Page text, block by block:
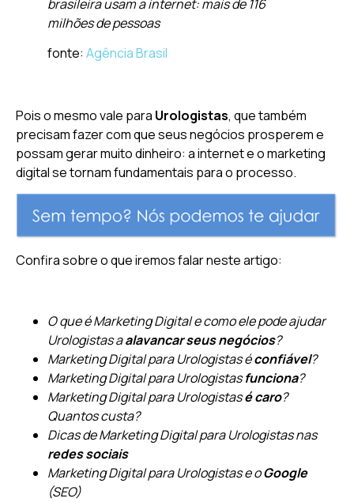
brasileira usam a internet: mais de 116
milhões de pessoas
fonte: Agência Brasil
Pois o mesmo vale para Urologistas, que também
precisam fazer com que seus negócios prosperem e
possam gerar muito dinheiro: a internet e o marketing
digital se tornam fundamentais para o processo.
Confira sobre o que iremos falar neste artigo:
O que é Marketing Digital e como ele pode ajudar
Urologistas aalavancar seus negócios?
Marketing Digital para Urologistas éconfiável?
Marketing Digital para Urologistasfunciona?
Marketing Digital para Urologistasé caro?
Quantos custa?
Dicas de Marketing Digital para Urologistas nas
redes sociais
Marketing Digital para Urologistas e oGoogle
(SEO)